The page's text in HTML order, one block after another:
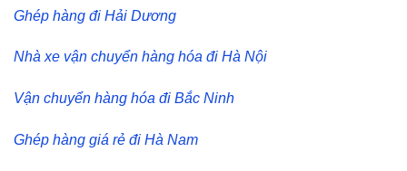
Ghép hàng đi Hải Dương
Nhà xe vận chuyển hàng hóa đi Hà Nội
Vận chuyển hàng hóa đi Bắc Ninh
Ghép hàng giá rẻ đi Hà Nam